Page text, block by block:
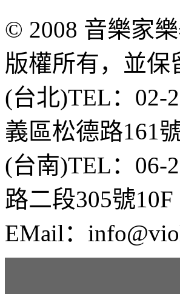
© 2008 音樂家
版權所有，並保
(台北)TEL：02-
義區松德路161
(台南)TEL：06-
路二段305號
EMail：